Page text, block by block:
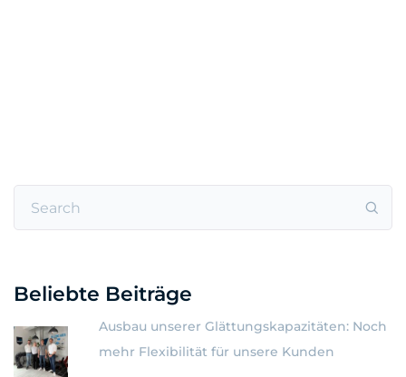
Beliebte Beiträge
Ausbau unserer Glättungskapazitäten: Noch
mehr Flexibilität für unsere Kunden